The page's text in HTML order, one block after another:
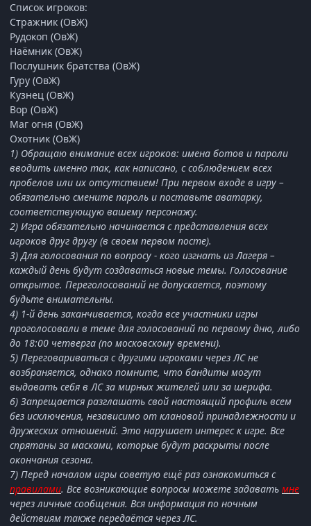
Список игроков:
Стражник (ОвЖ)
Рудокоп (ОвЖ)
Наёмник (ОвЖ)
Послушник братства (ОвЖ)
Гуру (ОвЖ)
Кузнец (ОвЖ)
Вор (ОвЖ)
Маг огня (ОвЖ)
Охотник (ОвЖ)
1) Обращаю внимание всех игроков: имена ботов и пароли
вводить именно так, как написано, с соблюдением всех
пробелов или их отсутствием! При первом входе в игру –
обязательно смените пароль и поставьте аватарку,
соответствующую вашему персонажу.
2) Игра обязательно начинается с представления всех
игроков друг другу (в своем первом посте).
3) Для голосования по вопросу - кого изгнать из Лагеря –
каждый день будут создаваться новые темы. Голосование
открытое. Переголосований не допускается, поэтому
будьте внимательны.
4) 1-й день заканчивается, когда все участники игры
проголосовали в теме для голосований по первому дню, либо
до 18:00 четверга (по московскому времени).
5) Переговариваться с другими игроками через ЛС не
возбраняется, однако помните, что бандиты могут
выдавать себя в ЛС за мирных жителей или за шерифа.
6) Запрещается разглашать свой настоящий профиль всем
без исключения, независимо от клановой принадлежности и
дружеских отношений. Это нарушает интерес к игре. Все
спрятаны за масками, которые будут раскрыты после
окончания сезона.
7) Перед началом игры советую ещё раз ознакомиться с
правилами. Все возникающие вопросы можете задавать мне
через личные сообщения. Вся информация по ночным
действиям также передаётся через ЛС.